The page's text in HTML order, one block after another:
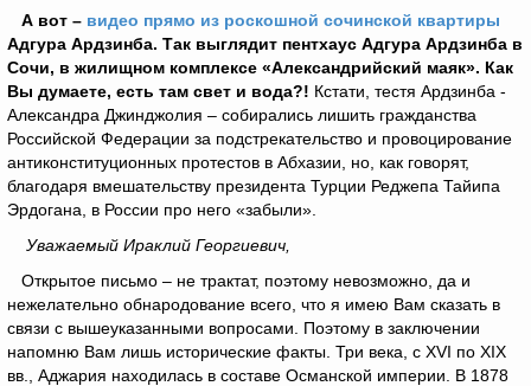
А вот – видео прямо из роскошной сочинской квартиры
Адгура Ардзинба. Так выглядит пентхаус Адгура Ардзинба в
Сочи, в жилищном комплексе «Александрийский маяк». Как
Вы думаете, есть там свет и вода?! Кстати, тестя Ардзинба -
Александра Джинджолия – собирались лишить гражданства
Российской Федерации за подстрекательство и провоцирование
антиконституционных протестов в Абхазии, но, как говорят,
благодаря вмешательству президента Турции Реджепа Тайипа
Эрдогана, в России про него «забыли».
Уважаемый Ираклий Георгиевич,
Открытое письмо – не трактат, поэтому невозможно, да и
нежелательно обнародование всего, что я имею Вам сказать в
связи с вышеуказанными вопросами. Поэтому в заключении
напомню Вам лишь исторические факты. Три века, с XVI по XIX
вв., Аджария находилась в составе Османской империи. В 1878